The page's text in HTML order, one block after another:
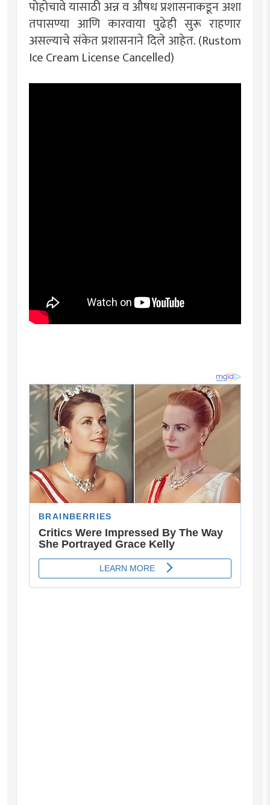
पोहोचावे यासाठी अन्न व औषध प्रशासनाकडून अशा
तपासण्या आणि कारवाया पुढेही सुरू राहणार
असल्याचे संकेत प्रशासनाने दिले आहेत. (Rustom
Ice Cream License Cancelled)